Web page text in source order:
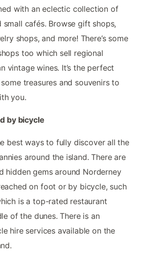
with an eclectic collection of
small cafés. Browse gift shops,
shops, and more! There’s some
too which sell regional
vintage wines. It’s the perfect
treasures and souvenirs to
you.
by bicycle
best ways to fully discover all the
around the island. There are
hidden gems around Norderney
on foot or by bicycle, such
is a top-rated restaurant
of the dunes. There is an
hire services available on the